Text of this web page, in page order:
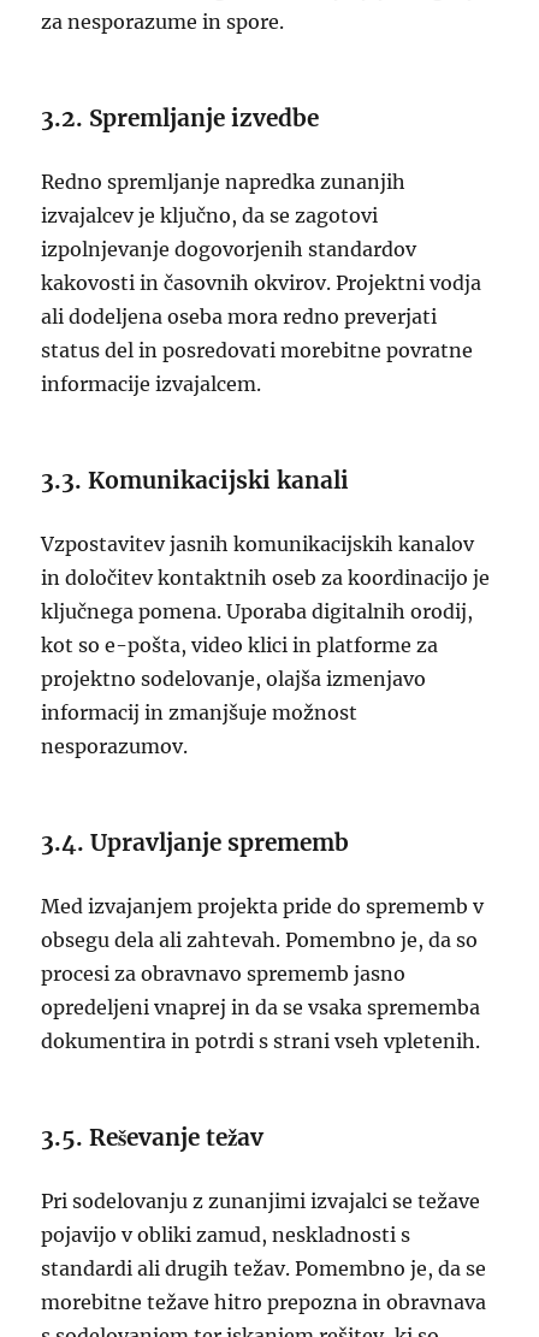
za nesporazume in spore.
3.2. Spremljanje izvedbe
Redno spremljanje napredka zunanjih
izvajalcev je ključno, da se zagotovi
izpolnjevanje dogovorjenih standardov
kakovosti in časovnih okvirov. Projektni vodja
ali dodeljena oseba mora redno preverjati
status del in posredovati morebitne povratne
informacije izvajalcem.
3.3. Komunikacijski kanali
Vzpostavitev jasnih komunikacijskih kanalov
in določitev kontaktnih oseb za koordinacijo je
ključnega pomena. Uporaba digitalnih orodij,
kot so e-pošta, video klici in platforme za
projektno sodelovanje, olajša izmenjavo
informacij in zmanjšuje možnost
nesporazumov.
3.4. Upravljanje sprememb
Med izvajanjem projekta pride do sprememb v
obsegu dela ali zahtevah. Pomembno je, da so
procesi za obravnavo sprememb jasno
opredeljeni vnaprej in da se vsaka sprememba
dokumentira in potrdi s strani vseh vpletenih.
3.5. Reševanje težav
Pri sodelovanju z zunanjimi izvajalci se težave
pojavijo v obliki zamud, neskladnosti s
standardi ali drugih težav. Pomembno je, da se
morebitne težave hitro prepozna in obravnava